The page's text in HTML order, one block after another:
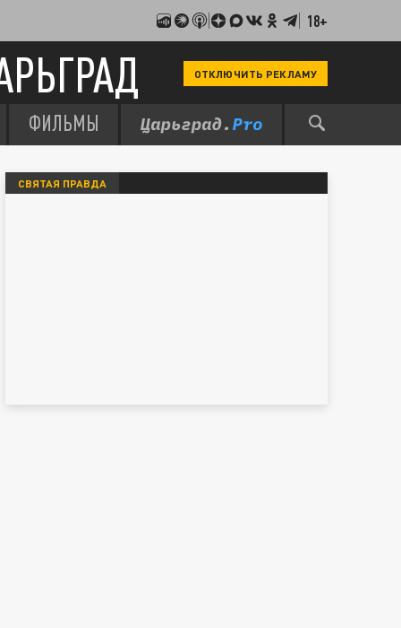
18+
ОТКЛЮЧИТЬ РЕКЛАМУ
ФИЛЬМЫ
СВЯТАЯ ПРАВДА